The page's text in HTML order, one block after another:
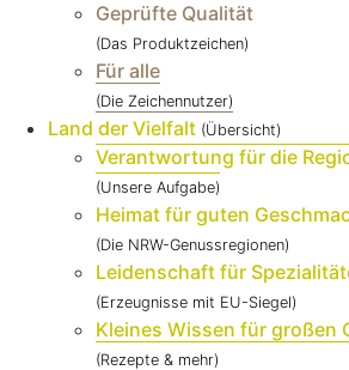
Geprüfte Qualität
(Das Produktzeichen)
Für alle
(Die Zeichennutzer)
Land der Vielfalt (Übersicht)
Verantwortung für die
(Unsere Aufgabe)
Heimat für guten
(Die NRW-Genussregionen)
Leidenschaft für
(Erzeugnisse mit EU-Siegel)
Kleines Wissen für großen
(Rezepte & mehr)